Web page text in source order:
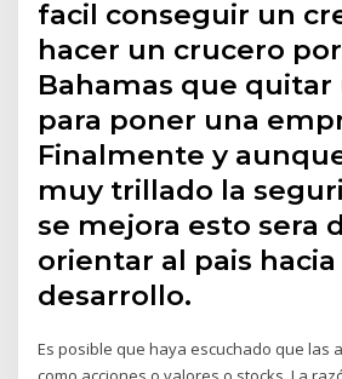
facil conseguir un
hacer un crucero
Bahamas que
para poner una
Finalmente y
muy trillado la
se mejora esto sera
orientar al pais hacia
desarrollo.
Es posible que haya escuchado que las